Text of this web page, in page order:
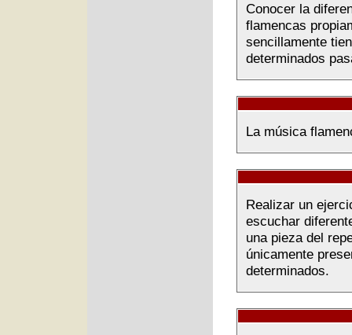
Conocer la
flamencas
sencillamente
determinados
La música
Realizar un
escuchar
una pieza del
únicamente
determinados.